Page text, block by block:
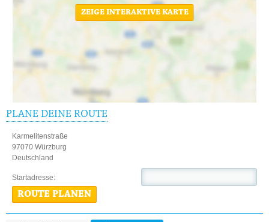
ZEIGE INTERAKTIVE KARTE
PLANE DEINE ROUTE
Karmelitenstraße
97070 Würzburg
Deutschland
Startadresse:
ROUTE PLANEN